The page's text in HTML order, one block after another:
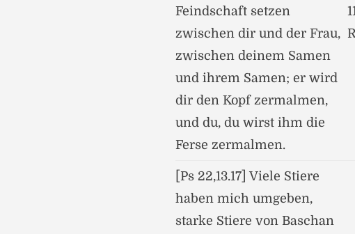
Feindschaft setzen
zwischen dir und der Frau,
zwischen deinem Samen
und ihrem Samen; er wird
dir den Kopf zermalmen,
und du, du wirst ihm die
Ferse zermalmen.
[Ps 22,13.17] Viele Stiere
haben mich umgeben,
starke Stiere von Baschan